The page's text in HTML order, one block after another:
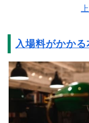
入場料がかかる